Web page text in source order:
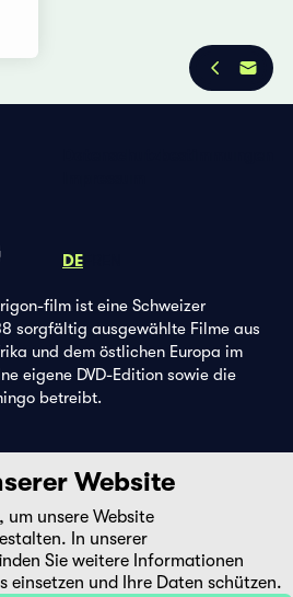
DE
film ist eine Schweizer
sorgfältig ausgewählte Filme aus
und dem östlichen Europa im
eigene DVD-Edition sowie die
betreibt.
Website
um unsere Website
In unserer
Sie weitere Informationen
einsetzen und Ihre Daten schützen.